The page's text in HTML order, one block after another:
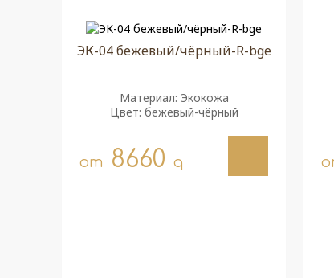
ЭК-04 бежевый/чёрный-R-bge
Материал: Экокожа
Цвет: бежевый-чёрный
от 8660 q